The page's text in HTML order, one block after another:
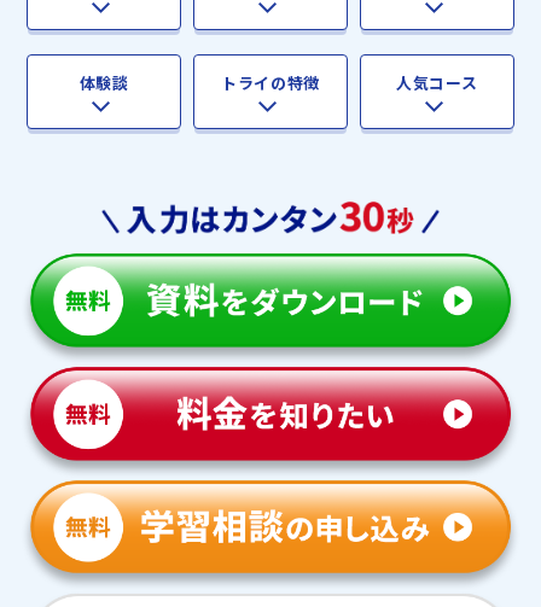
体験談 トライの特徴 人気コース